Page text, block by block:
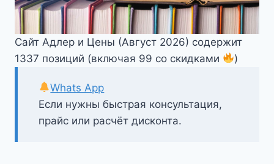
Сайт Адлер и Цены (Август 2026) содержит
1337 позиций (включая 99 со скидками
)
Если нужны быстрая консультация,
прайс или расчёт дисконта.
Whats App